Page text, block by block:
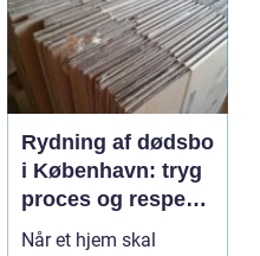
Rydning af dødsbo
i København: tryg
proces og respekt
for boet
Når et hjem skal